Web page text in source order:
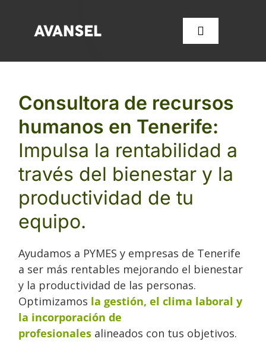
contenido
Toggle
CONÓCENOS
OFERTAS DE EMPLEO
Consultora de recursos
humanos en Tenerife:
Impulsa la rentabilidad a
través del bienestar y la
productividad de tu
equipo.
Ayudamos a PYMES y empresas de Tenerife
a ser más rentables mejorando el bienestar
y la productividad de las personas.
Optimizamos la gestión, el clima laboral y
la incorporación de
profesionales alineados con tus objetivos.